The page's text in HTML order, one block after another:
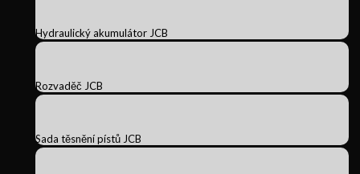
Hydraulický akumulátor JCB
Rozvaděč JCB
Sada těsnění pístů JCB